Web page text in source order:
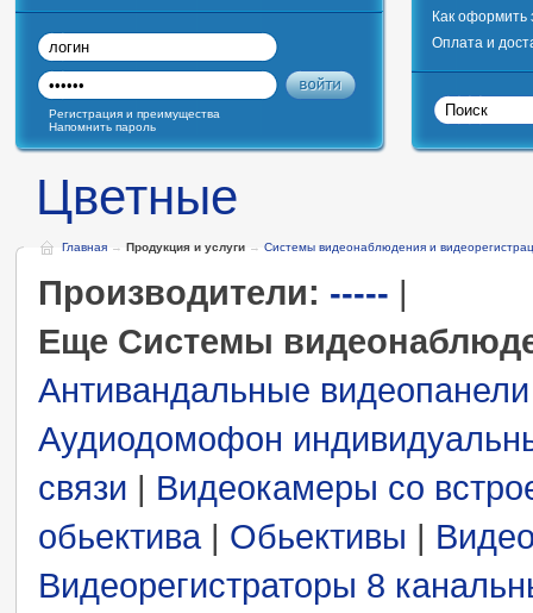
Как оформить
Оплата и
Регистрация и преимущества
Напомнить пароль
Цветные
Главная → Продукция и услуги → Системы видеонаблюдения и
Производители: ----- |
Еще Системы
Антивандальные видеопанели
Аудиодомофон
связи | Видеокамеры со
обьектива| Обьективы |
Видеорегистраторы 8